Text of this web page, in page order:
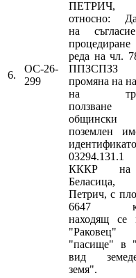
6.
ОС-26-
299
ПЕТРИЧ,
относно:
на
реда на чл.
промяна на
на
общински
поземлен
КККР
Беласица,
Петрич, с
6647
находящ
"пасище" в
вид
земя".